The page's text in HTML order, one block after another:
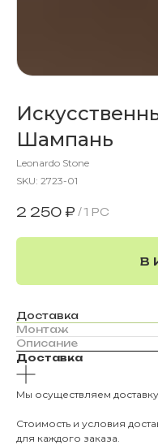
Шампань
Leonardo Stone
SKU: 2723-01
2 250 ₽ /1 PC
В
Доставка
Монтаж
Описание
Доставка
Мы осуществляем
Стоимость и условия
для каждого заказа.